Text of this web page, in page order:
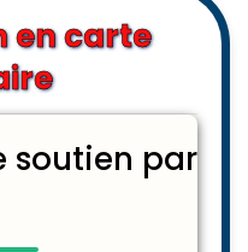
en carte
soutien par